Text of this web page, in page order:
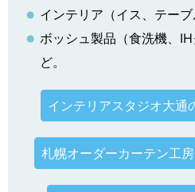
インテリア（イス、テーブ
ボッシュ製品（食洗機、
ど。
インテリアスタジオ大通
札幌オーダーカーテン工